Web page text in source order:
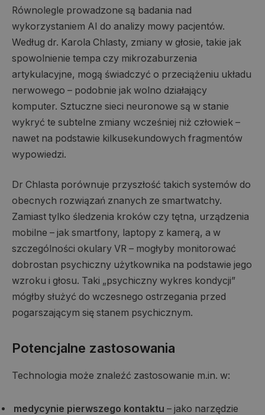
Równolegle prowadzone są badania nad
wykorzystaniem AI do analizy mowy pacjentów.
Według dr. Karola Chlasty, zmiany w głosie, takie jak
spowolnienie tempa czy mikrozaburzenia
artykulacyjne, mogą świadczyć o przeciążeniu układu
nerwowego – podobnie jak wolno działający
komputer. Sztuczne sieci neuronowe są w stanie
wykryć te subtelne zmiany wcześniej niż człowiek –
nawet na podstawie kilkusekundowych fragmentów
wypowiedzi.
Dr Chlasta porównuje przyszłość takich systemów do
obecnych rozwiązań znanych ze smartwatchy.
Zamiast tylko śledzenia kroków czy tętna, urządzenia
mobilne – jak smartfony, laptopy z kamerą, a w
szczególności okulary VR – mogłyby monitorować
dobrostan psychiczny użytkownika na podstawie jego
wzroku i głosu. Taki „psychiczny wykres kondycji”
mógłby służyć do wczesnego ostrzegania przed
pogarszającym się stanem psychicznym.
Potencjalne zastosowania
Technologia może znaleźć zastosowanie m.in. w:
medycynie pierwszego kontaktu – jako narzędzie